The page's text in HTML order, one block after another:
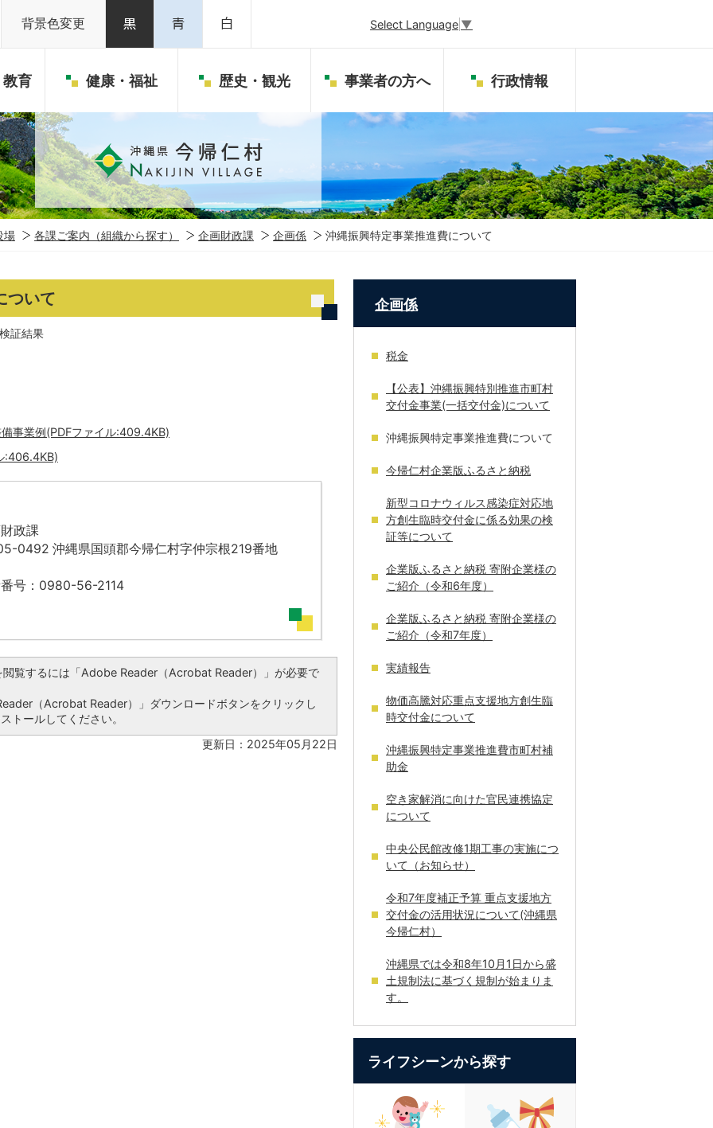
背景色変更 Select Language ▼
育 健康・福祉 歴史・観光 事業者の方へ 行政情報
場 各課ご案内（組織から探す） 企画財政課 企画係 沖縄振興特定事業推進費について
ついて
証結果
事業例(PDFファイル:409.4KB)
:406.4KB)
政課
0492 沖縄県国頭郡今帰仁村字仲宗根219番地
号：0980-56-2114
閲覧するには「Adobe Reader（Acrobat Reader）」が必要で
（Acrobat Reader）」ダウンロードボタンをクリックし
トールしてください。
更新日：2025年05月22日
企画係
税金
【公表】沖縄振興特別推進市町村
交付金事業(一括交付金)について
沖縄振興特定事業推進費について
今帰仁村企業版ふるさと納税
新型コロナウィルス感染症対応地
方創生臨時交付金に係る効果の検
証等について
企業版ふるさと納税 寄附企業様の
ご紹介（令和6年度）
企業版ふるさと納税 寄附企業様の
ご紹介（令和7年度）
実績報告
物価高騰対応重点支援地方創生臨
時交付金について
沖縄振興特定事業推進費市町村補
助金
空き家解消に向けた官民連携協定
について
中央公民館改修1期工事の実施につ
いて（お知らせ）
令和7年度補正予算 重点支援地方
交付金の活用状況について(沖縄県
今帰仁村）
沖縄県では令和8年10月1日から盛
土規制法に基づく規制が始まりま
す。
ライフシーンから探す